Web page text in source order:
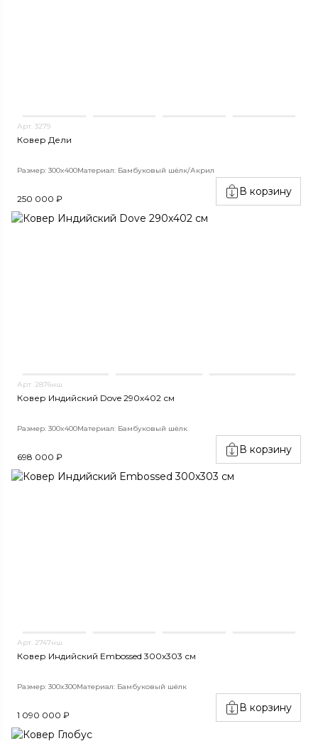
Арт. 3279
Ковер Дели
Размер: 300x400Материал: Бамбуковый шёлк/Акрил
250 000 ₽
В корзину
Арт. 2876нш
Ковер Индийский Dove 290x402 см
Размер: 300x400Материал: Бамбуковый шёлк
698 000 ₽
В корзину
Арт. 2747нш
Ковер Индийский Embossed 300x303 см
Размер: 300x300Материал: Бамбуковый шёлк
1 090 000 ₽
В корзину